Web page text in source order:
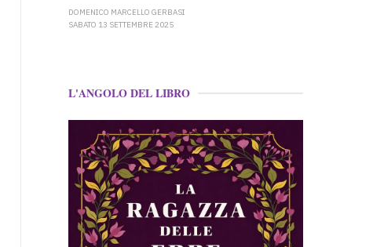
DOMENICO MARCELLO GERBASI
SABATO 13 SETTEMBRE 2025
L'ANGOLO DEL LIBRO